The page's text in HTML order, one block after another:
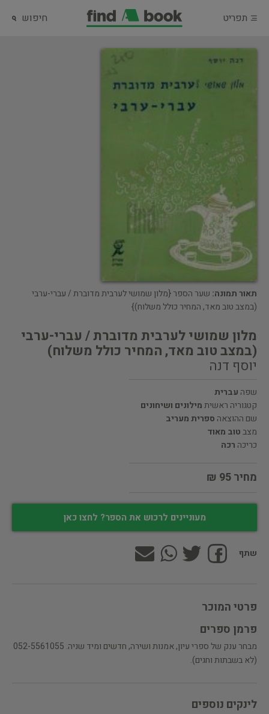
תפריט חיפוש
תאור תמונה: שער הספר {מלון שמושי לערבית מדוברת / עברי-ערבי
(במצב טוב מאד, המחיר כולל משלוח)}
מלון שמושי לערבית מדוברת / עברי-ערבי
(במצב טוב מאד, המחיר כולל משלוח)
יוסף דנה
שפה עברית
קטגוריה ראשיתמילונים ושיחונים
שם ההוצאה ספרית מעריב
מצבטוב מאוד
כריכה רכה
מחיר 95 ₪
מעוניינים לרכוש את הספר? לחצו כאן
שתף
פרטי המוכר
פרמן ספרים
מבחר ענק של ספרי עיון, אמנות ושירה, חדשים ומיד שניה. 052-5561055
(לא בשבתות וחגים).
לינקים נוספים